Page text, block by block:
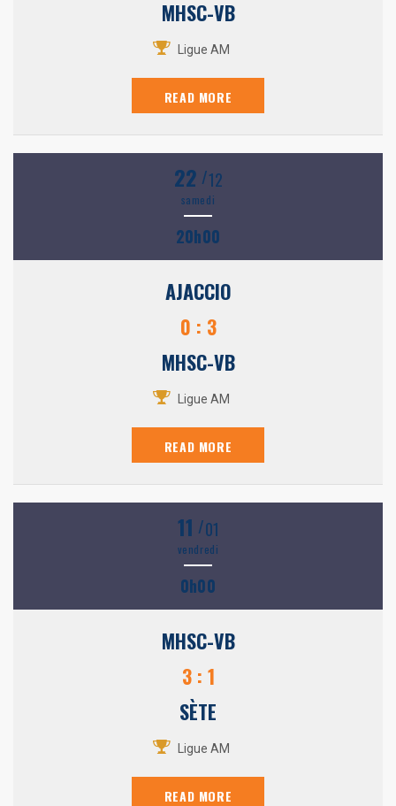
MHSC-VB
Ligue AM
READ MORE
22 /12
samedi
20h00
AJACCIO
0 : 3
MHSC-VB
Ligue AM
READ MORE
11 /01
vendredi
0h00
MHSC-VB
3 : 1
SÈTE
Ligue AM
READ MORE